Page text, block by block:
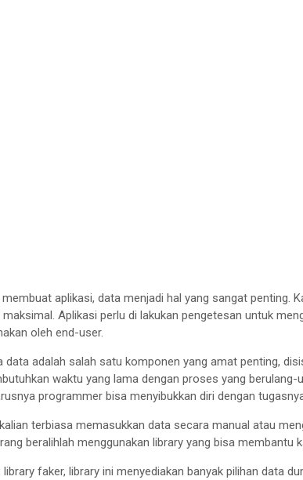
aplikasi, data menjadi hal yang sangat penting.
maksimal. Aplikasi perlu di lakukan pengetesan untuk
oleh end-user.
data adalah salah satu komponen yang amat penting,
waktu yang lama dengan proses yang berulang-
programmer bisa menyibukkan diri dengan
terbiasa memasukkan data secara manual atau
beralihlah menggunakan library yang bisa membantu
library faker, library ini menyediakan banyak pilihan data